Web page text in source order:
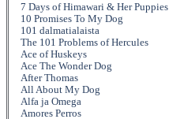
7 Days of Himawari & Her Puppies
10 Promises To My Dog
101 dalmatialaista
The 101 Problems of Hercules
Ace of Huskeys
Ace The Wonder Dog
After Thomas
All About My Dog
Alfa ja Omega
Amores Perros